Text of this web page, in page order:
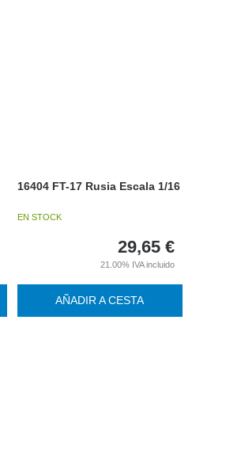
16404 FT-17 Rusia Escala 1/16
EN STOCK
29,65 €
21.00% IVA incluido
AÑADIR A CESTA